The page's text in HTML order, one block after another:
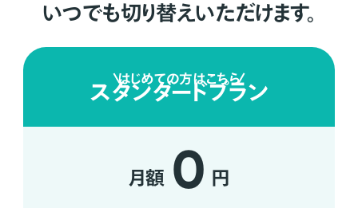
いつでも切り替えいただけます。
はじめての方はこちら
スタンダードプラン
月額 0 円